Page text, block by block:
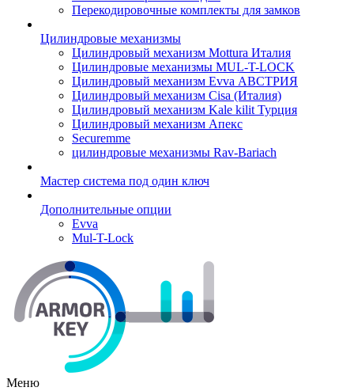
Перекодировочные комплекты для замков
Цилиндровые механизмы
Цилиндровый механизм Mottura Италия
Цилиндровые механизмы MUL-T-LOCK
Цилиндровый механизм Evva АВСТРИЯ
Цилиндровый механизм Cisa (Италия)
Цилиндровый механизм Kale kilit Турция
Цилиндровый механизм Апекс
Securemme
цилиндровые механизмы Rav-Bariach
Мастер система под один ключ
Дополнительные опции
Evva
Mul-T-Lock
Меню